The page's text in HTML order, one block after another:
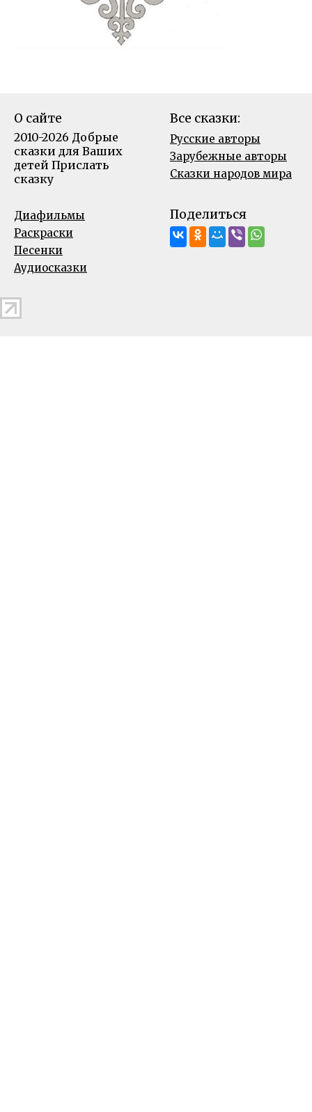
О сайте
2010-2026 Добрые
сказки для Ваших
детей Прислать
сказку
Все сказки:
Русские авторы
Зарубежные авторы
Сказки народов мира
Диафильмы
Раскраски
Песенки
Аудиосказки
Поделиться